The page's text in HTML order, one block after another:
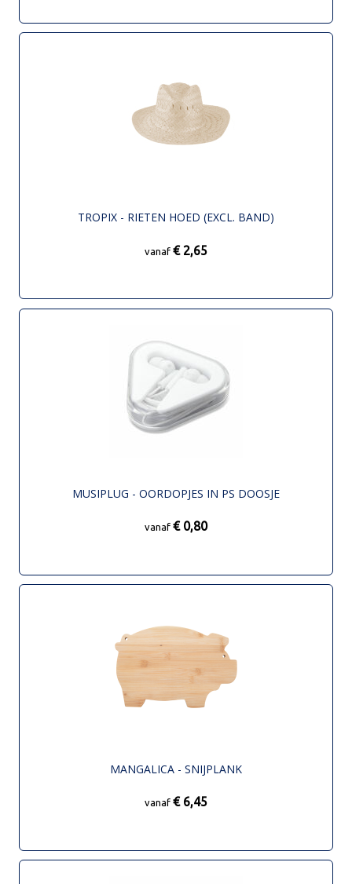
TROPIX - RIETEN HOED (EXCL. BAND)
vanaf € 2,65
MUSIPLUG - OORDOPJES IN PS DOOSJE
vanaf € 0,80
MANGALICA - SNIJPLANK
vanaf € 6,45